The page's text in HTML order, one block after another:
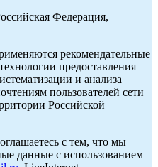
Федерация,
рекомендательные
предоставления
и анализа
пользователей сети
Российской
с тем, что мы
данные с использованием